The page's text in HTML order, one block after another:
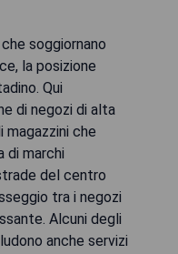
soggiornano
la posizione
Qui
di negozi di alta
magazzini che
di marchi
del centro
tra i negozi
Alcuni degli
anche servizi